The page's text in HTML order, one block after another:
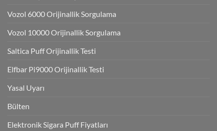
Vozol 6000 Orijinallik Sorgulama
Vozol 10000 Orijinallik Sorgulama
Saltica Puff Orijinallik Testi
Elfbar Pi9000 Orijinallik Testi
Yasal Uyarı
Bülten
Elektronik Sigara Puff Fiyatları